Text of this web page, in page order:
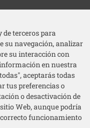
de terceros para
su navegación, analizar
su interacción con
en nuestra
aceptarás todas
tus preferencias o
o desactivación de
Web, aunque podría
funcionamiento